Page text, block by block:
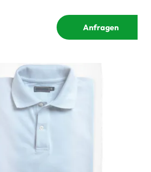
Anfragen